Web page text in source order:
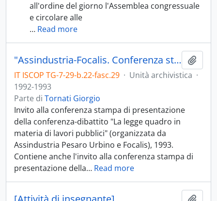
all'ordine del giorno l'Assemblea congressuale
e circolare alle
… Read more
"Assindustria-Focalis. Conferenza stampa 12/7/93"
IT ISCOP TG-7-29-b.22-fasc.29 · Unità archivistica ·
1992-1993
Parte di Tornati Giorgio
Invito alla conferenza stampa di presentazione
della conferenza-dibattito "La legge quadro in
materia di lavori pubblici" (organizzata da
Assindustria Pesaro Urbino e Focalis), 1993.
Contiene anche l'invito alla conferenza stampa di
presentazione della… Read more